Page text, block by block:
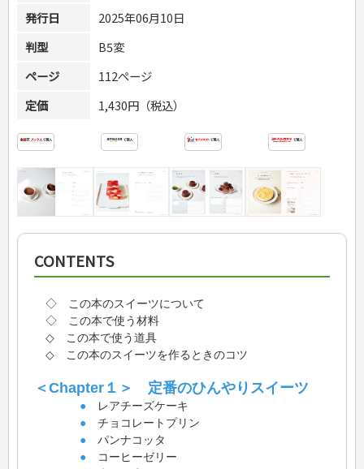
発行日
2025年06月10日
判型
B5変
ページ
112ページ
定価
1,430円（税込）
CONTENTS
◇ この本のスイーツについて
◇ この本で使う材料
◇ この本で使う道具
◇ この本のスイーツを作るときのコツ
＜Chapter１＞ 定番のひんやりスイーツ
● レアチーズケーキ
● チョコレートプリン
● パンナコッタ
● コーヒーゼリー